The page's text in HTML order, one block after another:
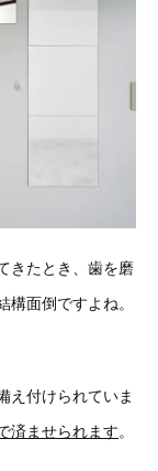
きたとき、歯を磨
構面倒ですよね。
え付けられていま
済ませられます。